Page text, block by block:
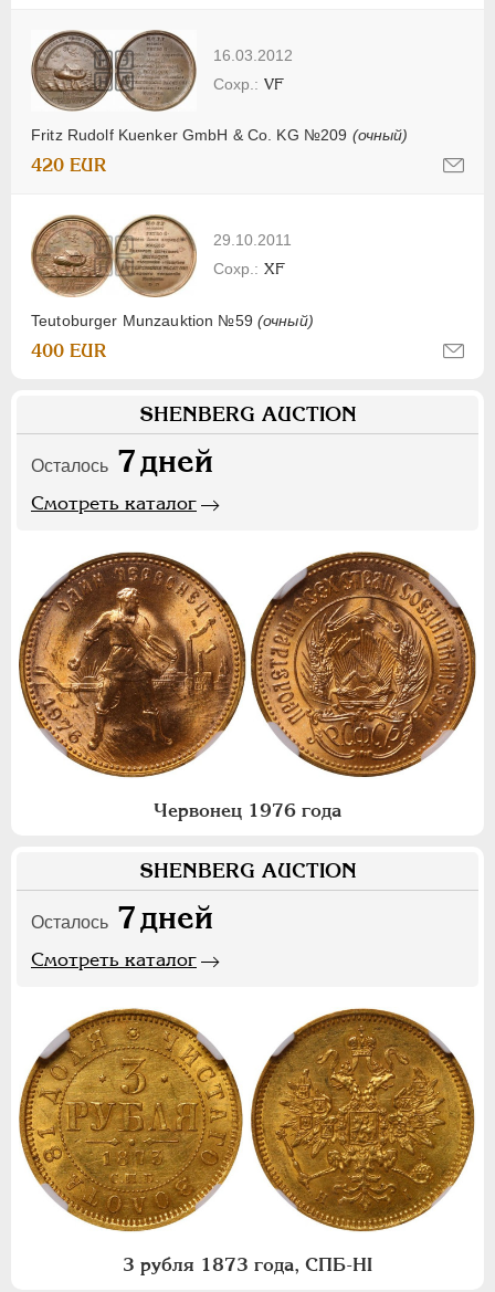
16.03.2012
Fritz Rudolf Kuenker GmbH & Co. KG №209 (очный)
VF
420 EUR
29.10.2011
Teutoburger Munzauktion №59 (очный)
XF
400 EUR
SHENBERG AUCTION
Осталось 7дней
Смотреть каталог
Червонец 1976 года
SHENBERG AUCTION
Осталось 7дней
Смотреть каталог
3 рубля 1873 года, СПБ-НI